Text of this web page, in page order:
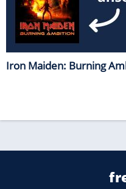
Iron Maiden: Burning